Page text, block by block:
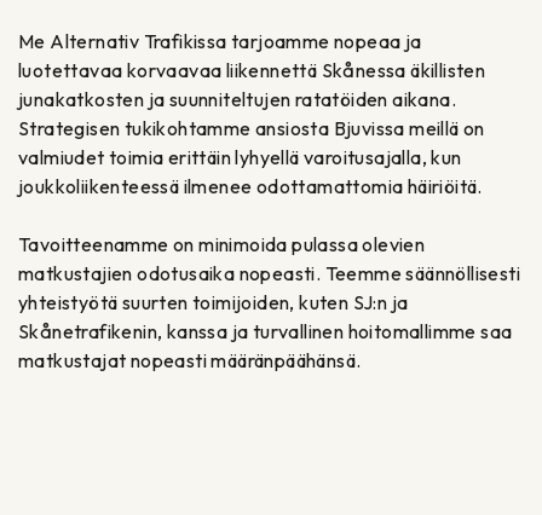
YHTEYSTIEDOT
Me Alternativ Trafikissa tarjoamme nopeaa ja
luotettavaa korvaavaa liikennettä Skånessa äkillisten
junakatkosten ja suunniteltujen ratatöiden aikana.
Strategisen tukikohtamme ansiosta Bjuvissa meillä on
valmiudet toimia erittäin lyhyellä varoitusajalla, kun
joukkoliikenteessä ilmenee odottamattomia häiriöitä.
Tavoitteenamme on minimoida pulassa olevien
matkustajien odotusaika nopeasti. Teemme säännöllisesti
yhteistyötä suurten toimijoiden, kuten SJ:n ja
Skånetrafikenin, kanssa ja turvallinen hoitomallimme saa
matkustajat nopeasti määränpäähänsä.